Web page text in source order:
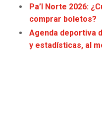
Pa’l Norte 2026:
comprar boletos?
Agenda deportiva
y estadísticas, al